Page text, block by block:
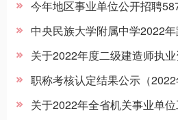
今年地区事业单位公开招聘
中央民族大学附属中学2022年跨区
关于2022年度二级建造师执业资
职称考核认定结果公示（2022
关于2022年全省机关事业单位工勤技能岗位技